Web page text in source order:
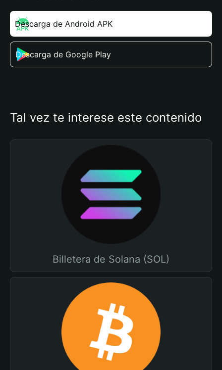
Descarga de Android APK
Descarga de Google Play
Tal vez te interese este contenido
Billetera de Solana (SOL)